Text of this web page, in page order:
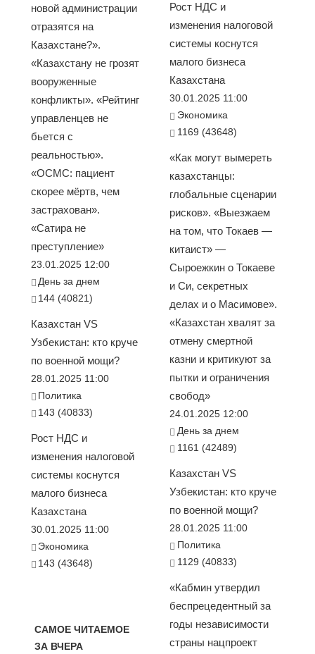
новой администрации
отразятся на
Казахстане?».
«Казахстану не грозят
вооруженные
конфликты». «Рейтинг
управленцев не
бьется с
реальностью».
«ОСМС: пациент
скорее мёртв, чем
застрахован».
«Сатира не
преступление»
23.01.2025 12:00
День за днем
144 (40821)
Казахстан VS
Узбекистан: кто круче
по военной мощи?
28.01.2025 11:00
Политика
143 (40833)
Рост НДС и
изменения налоговой
системы коснутся
малого бизнеса
Казахстана
30.01.2025 11:00
Экономика
143 (43648)
САМОЕ ЧИТАЕМОЕ
ЗА ВЧЕРА
Рост НДС и
изменения налоговой
системы коснутся
малого бизнеса
Казахстана
30.01.2025 11:00
Экономика
1169 (43648)
«Как могут вымереть
казахстанцы:
глобальные сценарии
рисков». «Выезжаем
на том, что Токаев —
китаист» —
Сыроежкин о Токаеве
и Си, секретных
делах и о Масимове».
«Казахстан хвалят за
отмену смертной
казни и критикуют за
пытки и ограничения
свобод»
24.01.2025 12:00
День за днем
1161 (42489)
Казахстан VS
Узбекистан: кто круче
по военной мощи?
28.01.2025 11:00
Политика
1129 (40833)
«Кабмин утвердил
беспрецедентный за
годы независимости
страны нацпроект